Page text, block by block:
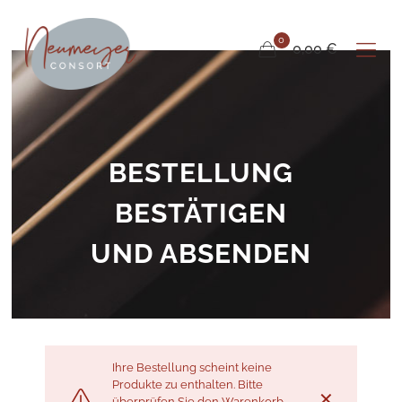
0
0,00 €
BESTELLUNG
BESTÄTIGEN
UND ABSENDEN
Ihre Bestellung scheint keine
Produkte zu enthalten. Bitte